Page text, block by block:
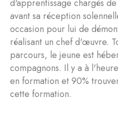
d'apprentissage chargés
avant sa réception
occasion pour lui de
réalisant un chef d'œuvre.
parcours, le jeune est
compagnons. Il y a à
en formation et 90%
cette formation.